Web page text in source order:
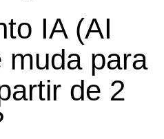
IA (AI
muda para
de 2